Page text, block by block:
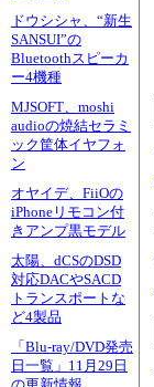
ドウシシャ、“新生
SANSUI”の
Bluetoothスピーカ
ー4機種
MJSOFT、moshi
audioの焼結セラミ
ック筐体イヤフォ
ン
オヤイデ、FiiOの
iPhoneリモコン付
きアンプ黒モデル
太陽、dCSのDSD
対応DACやSACD
トランスポートな
ど4製品
「Blu-ray/DVD発売
日一覧」11月29日